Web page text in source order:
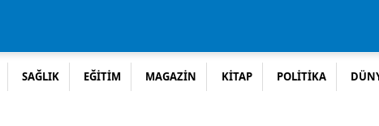
SAĞLIK EĞİTİM MAGAZİN KİTAP POLİTİKA